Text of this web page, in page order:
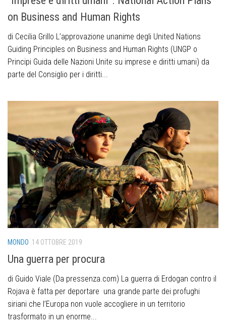
on Business and Human Rights
di Cecilia Grillo L’approvazione unanime degli United Nations
Guiding Principles on Business and Human Rights (UNGP o
Principi Guida delle Nazioni Unite su imprese e diritti umani) da
parte del Consiglio per i diritti...
MONDO 14 OTTOBRE 2019
Una guerra per procura
di Guido Viale (Da pressenza.com) La guerra di Erdogan contro il
Rojava è fatta per deportare una grande parte dei profughi
siriani che l’Europa non vuole accogliere in un territorio
trasformato in un enorme...